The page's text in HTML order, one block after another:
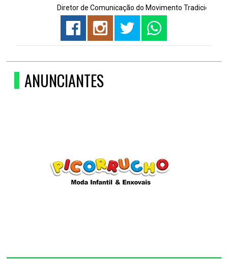
Diretor de Comunicação do Movimento Tradicionalista
ANUNCIANTES